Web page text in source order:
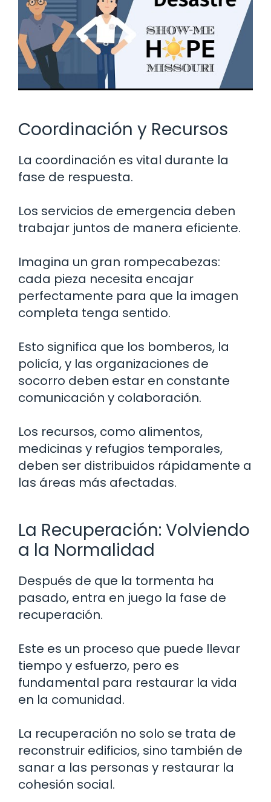
Coordinación y Recursos
La coordinación es vital durante la
fase de respuesta.
Los servicios de emergencia deben
trabajar juntos de manera eficiente.
Imagina un gran rompecabezas:
cada pieza necesita encajar
perfectamente para que la imagen
completa tenga sentido.
Esto significa que los bomberos, la
policía, y las organizaciones de
socorro deben estar en constante
comunicación y colaboración.
Los recursos, como alimentos,
medicinas y refugios temporales,
deben ser distribuidos rápidamente a
las áreas más afectadas.
La Recuperación: Volviendo
a la Normalidad
Después de que la tormenta ha
pasado, entra en juego la fase de
recuperación.
Este es un proceso que puede llevar
tiempo y esfuerzo, pero es
fundamental para restaurar la vida
en la comunidad.
La recuperación no solo se trata de
reconstruir edificios, sino también de
sanar a las personas y restaurar la
cohesión social.